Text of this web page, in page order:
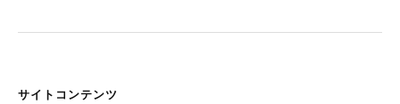
サイトコンテンツ